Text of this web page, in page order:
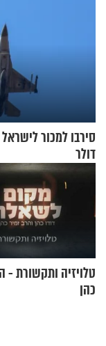
דולר
טלויזיה ותקשורת -
כהן